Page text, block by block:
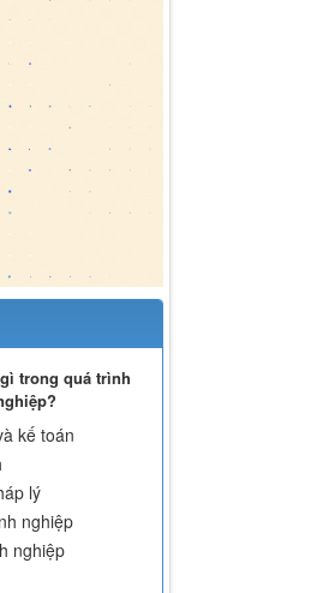
trong quá trình
kế toán
lý
nghiệp
nghiệp